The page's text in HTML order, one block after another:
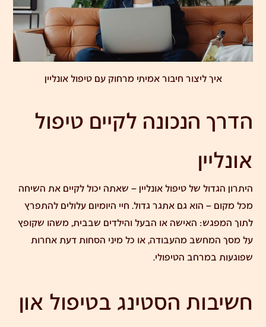
איך ליצור חיבור אמיתי מרחוק עם טיפול אונליין
הדרך הנכונה לקיים טיפול
אונליין
היתרון הגדול של טיפול אונליין – שאתה יכול לקיים את השיחה
מכל מקום – הוא גם אתגר גדול. חיי היומיום עלולים להתפרץ
לתוך המפגש: האישה או הבעל והילדים שבבית, משהו שקופץ
על מסך המחשב מהעבודה, או כל מיני הסחות דעת אחרות
שפוגעות במרחב הטיפולי.
חשיבות הסטינג בטיפול און